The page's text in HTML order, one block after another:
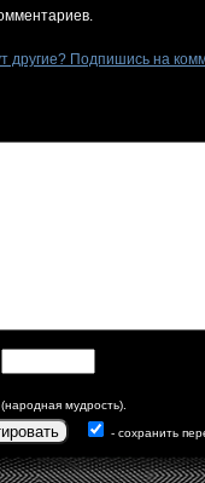
другие? Подпишись на
мудрость).
- сохранить